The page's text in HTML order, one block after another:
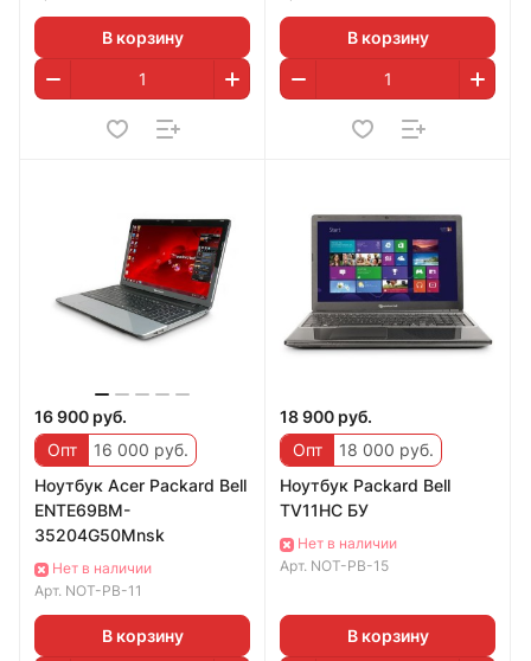
В корзину В корзину
16 900 руб.
Опт
16 000 руб.
Ноутбук Acer Packard Bell
ENTE69BM-
35204G50Mnsk
Нет в наличии
Арт. NOT-PB-11
В корзину
18 900 руб.
Опт
18 000 руб.
Ноутбук Packard Bell
TV11HC БУ
Нет в наличии
Арт. NOT-PB-15
В корзину